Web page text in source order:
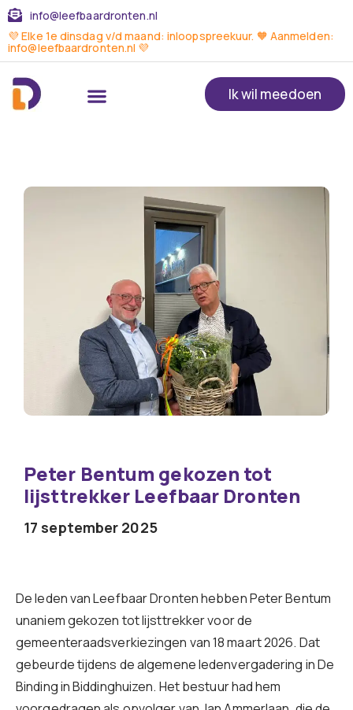
info@leefbaardronten.nl
💜 Elke 1e dinsdag v/d maand: inloopspreekuur. 🧡 Aanmelden:
info@leefbaardronten.nl 💜
Ik wil meedoen
Peter Bentum gekozen tot
lijsttrekker Leefbaar Dronten
17 september 2025
De leden van Leefbaar Dronten hebben Peter Bentum
unaniem gekozen tot lijsttrekker voor de
gemeenteraadsverkiezingen van 18 maart 2026. Dat
gebeurde tijdens de algemene ledenvergadering in De
Binding in Biddinghuizen. Het bestuur had hem